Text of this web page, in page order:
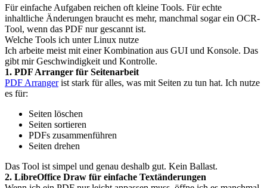
Für einfache Aufgaben reichen oft kleine Tools. Für echte
inhaltliche Änderungen braucht es mehr, manchmal sogar ein OCR-
Tool, wenn das PDF nur gescannt ist.
Welche Tools ich unter Linux nutze
Ich arbeite meist mit einer Kombination aus GUI und Konsole. Das
gibt mir Geschwindigkeit und Kontrolle.
1. PDF Arranger für Seitenarbeit
PDF Arrangerist stark für alles, was mit Seiten zu tun hat. Ich nutze
es für:
Seiten löschen
Seiten sortieren
PDFs zusammenführen
Seiten drehen
Das Tool ist simpel und genau deshalb gut. Kein Ballast.
2. LibreOffice Draw für einfache Textänderungen